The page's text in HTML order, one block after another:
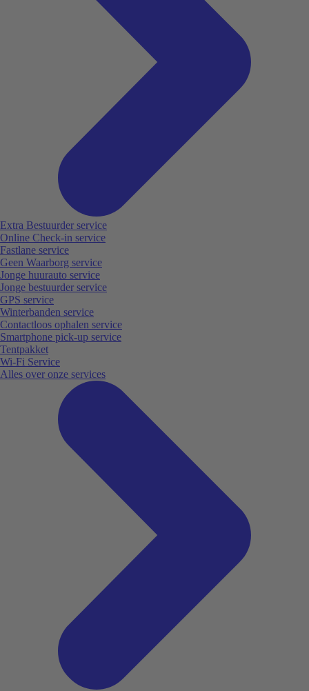
Extra Bestuurder service
Online Check-in service
Fastlane service
Geen Waarborg service
Jonge huurauto service
Jonge bestuurder service
GPS service
Winterbanden service
Contactloos ophalen service
Smartphone pick-up service
Tentpakket
Wi-Fi Service
Alles over onze services